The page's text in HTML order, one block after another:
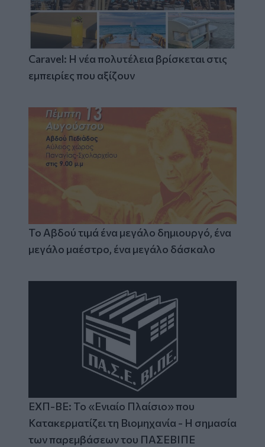
Caravel: Η νέα πολυτέλεια βρίσκεται στις
εμπειρίες που αξίζουν
Το Αβδού τιμά ένα μεγάλο δημιουργό, ένα
μεγάλο μαέστρο, ένα μεγάλο δάσκαλο
ΕΧΠ-ΒΕ: Το «Ενιαίο Πλαίσιο» που
Κατακερματίζει τη Βιομηχανία - Η σημασία
των παρεμβάσεων του ΠΑΣΕΒΙΠΕ